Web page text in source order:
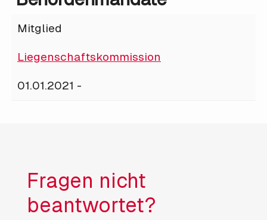
Mitglied
Liegenschaftskommission
01.01.2021 -
Fragen nicht
beantwortet?